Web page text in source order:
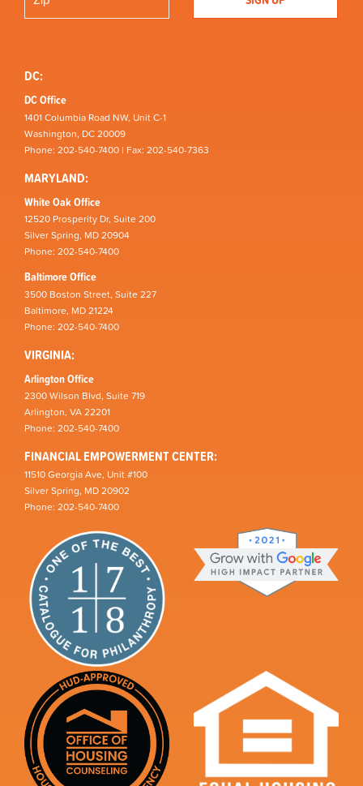
DC:
DC Office
1401 Columbia Road NW, Unit C-1
Washington, DC 20009
Phone: 202-540-7400 | Fax: 202-540-7363
MARYLAND:
White Oak Office
12520 Prosperity Dr, Suite 200
Silver Spring, MD 20904
Phone: 202-540-7400
Baltimore Office
3500 Boston Street, Suite 227
Baltimore, MD 21224
Phone: 202-540-7400
VIRGINIA:
Arlington Office
2300 Wilson Blvd, Suite 719
Arlington, VA 22201
Phone: 202-540-7400
FINANCIAL EMPOWERMENT CENTER:
11510 Georgia Ave, Unit #100
Silver Spring, MD 20902
Phone: 202-540-7400